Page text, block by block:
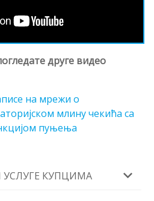
друге видео
на мрежи о
млину чекића са
пуњења
УСЛУГЕ КУПЦИМА